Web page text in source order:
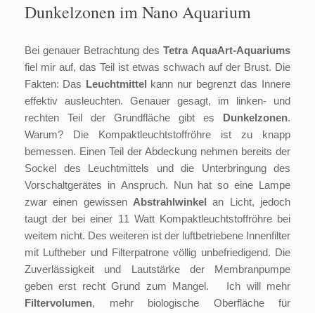
Dunkelzonen im Nano Aquarium
Bei genauer Betrachtung des Tetra AquaArt-Aquariums
fiel mir auf, das Teil ist etwas schwach auf der Brust. Die
Fakten: Das Leuchtmittel kann nur begrenzt das Innere
effektiv ausleuchten. Genauer gesagt, im linken- und
rechten Teil der Grundfläche gibt es Dunkelzonen.
Warum? Die Kompaktleuchtstoffröhre ist zu knapp
bemessen. Einen Teil der Abdeckung nehmen bereits der
Sockel des Leuchtmittels und die Unterbringung des
Vorschaltgerätes in Anspruch. Nun hat so eine Lampe
zwar einen gewissen Abstrahlwinkel an Licht, jedoch
taugt der bei einer 11 Watt Kompaktleuchtstoffröhre bei
weitem nicht. Des weiteren ist der luftbetriebene Innenfilter
mit Luftheber und Filterpatrone völlig unbefriedigend. Die
Zuverlässigkeit und Lautstärke der Membranpumpe
geben erst recht Grund zum Mangel. Ich will mehr
Filtervolumen, mehr biologische Oberfläche für